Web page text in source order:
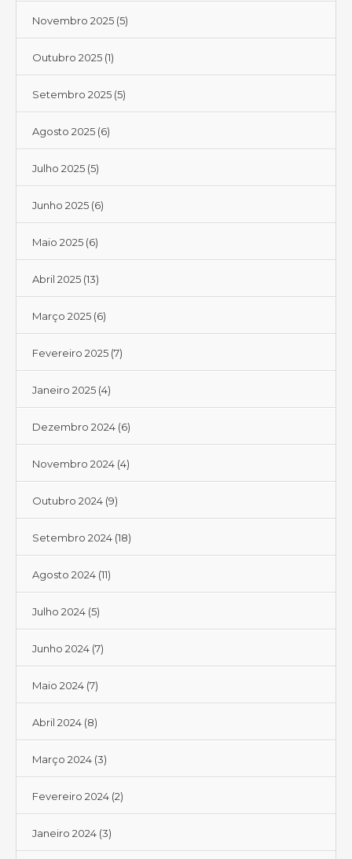
Novembro 2025 (5)
Outubro 2025 (1)
Setembro 2025 (5)
Agosto 2025 (6)
Julho 2025 (5)
Junho 2025 (6)
Maio 2025 (6)
Abril 2025 (13)
Março 2025 (6)
Fevereiro 2025 (7)
Janeiro 2025 (4)
Dezembro 2024 (6)
Novembro 2024 (4)
Outubro 2024 (9)
Setembro 2024 (18)
Agosto 2024 (11)
Julho 2024 (5)
Junho 2024 (7)
Maio 2024 (7)
Abril 2024 (8)
Março 2024 (3)
Fevereiro 2024 (2)
Janeiro 2024 (3)